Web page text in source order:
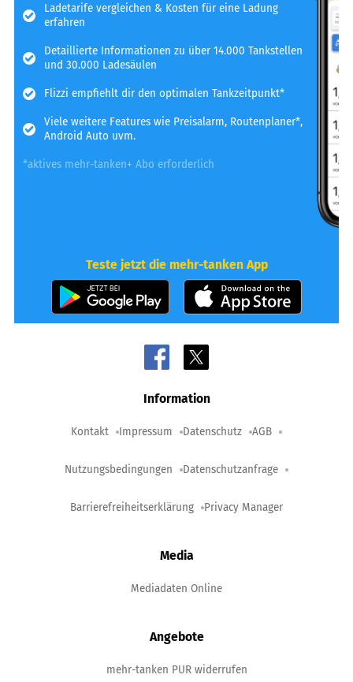
Ladetarife vergleichen & Kosten für eine Ladung
erfahren
Detaillierte Informationen zu über 14.000 Tankstellen
und 30.000 Ladesäulen
Flizzi empfiehlt dir den optimalen Tankzeitpunkt*
Viele weitere Features wie Preisalarm, Routenplaner*,
Android Auto uvm.
*aktives mehr-tanken+ Abo erforderlich
Teste jetzt die mehr-tanken App
Information
Kontakt Impressum Datenschutz AGB
Nutzungsbedingungen Datenschutzanfrage
Barrierefreiheitserklärung Privacy Manager
Media
Mediadaten Online
Angebote
mehr-tanken PUR widerrufen